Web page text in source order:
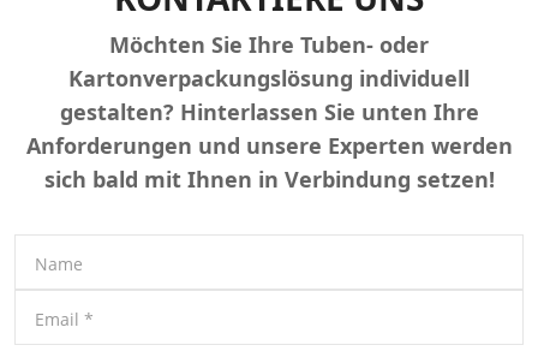
Möchten Sie Ihre Tuben- oder
Kartonverpackungslösung individuell
gestalten? Hinterlassen Sie unten Ihre
Anforderungen und unsere Experten werden
sich bald mit Ihnen in Verbindung setzen!
Name
Email *